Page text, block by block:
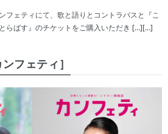
フェティにて、歌と語りとコントラバスと『こ
らばす』のチケットをご購入いただき […][…]
フェティ］